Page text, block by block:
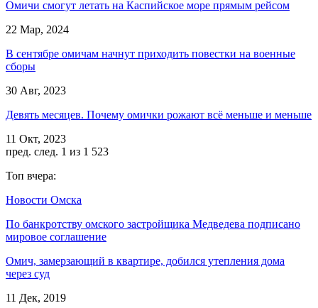
Омичи смогут летать на Каспийское море прямым рейсом
22 Мар, 2024
В сентябре омичам начнут приходить повестки на военные
сборы
30 Авг, 2023
Девять месяцев. Почему омички рожают всё меньше и меньше
11 Окт, 2023
пред. след. 1 из 1 523
Топ вчера:
Новости Омска
По банкротству омского застройщика Медведева подписано
мировое соглашение
Омич, замерзающий в квартире, добился утепления дома
через суд
11 Дек, 2019